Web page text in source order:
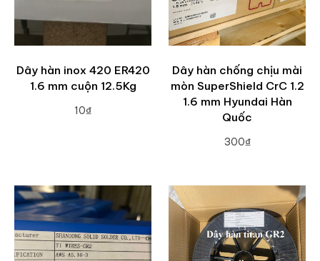
Dây hàn inox 420 ER420
1.6 mm cuộn 12.5Kg
10₫
Dây hàn chống chịu mài
mòn SuperShield CrC 1.2
1.6 mm Hyundai Hàn
Quốc
300₫